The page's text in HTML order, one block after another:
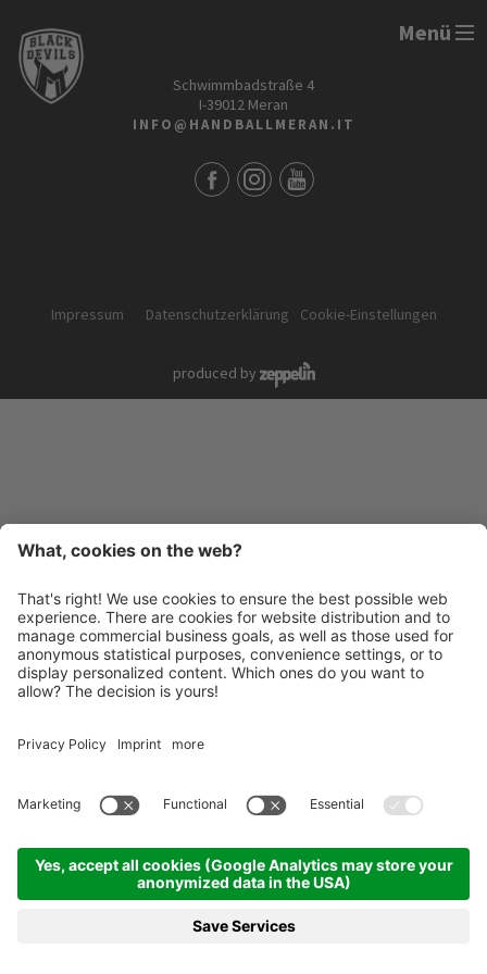
Menü
Schwimmbadstraße 4
I-39012 Meran
INFO@HANDBALLMERAN.IT
Impressum Datenschutzerklärung Cookie-Einstellungen
produced by